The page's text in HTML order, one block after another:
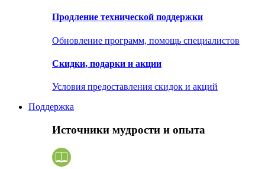
Продление технической поддержки
Обновление программ, помощь специалистов
Скидки, подарки и акции
Условия предоставления скидок и акций
Поддержка
Источники мудрости и опыта